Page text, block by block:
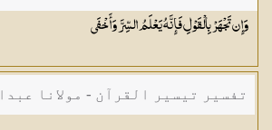
وَإِن تَجْهَرْ بِالْقَوْلِ فَإِنَّهُ يَعْلَمُ السِّرَّوَأَخْفَى
تفسیر تیسیر القرآن - مولانا